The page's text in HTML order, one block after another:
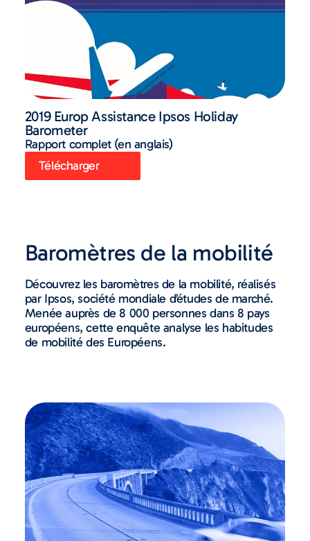
2019 Europ Assistance Ipsos Holiday
Barometer
Rapport complet (en anglais)
Télécharger
Baromètres de la mobilité
Découvrez les baromètres de la mobilité, réalisés
par Ipsos, société mondiale d’études de marché.
Menée auprès de 8 000 personnes dans 8 pays
européens, cette enquête analyse les habitudes
de mobilité des Européens.